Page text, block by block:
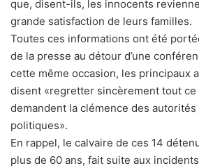
que, disent-ils, les innocents
grande satisfaction de leurs familles.
Toutes ces informations ont été
de la presse au détour d’une
cette même occasion, les principaux
disent «regretter sincèrement tout ce
demandent la clémence des
politiques».
En rappel, le calvaire de ces 14
plus de 60 ans, fait suite aux